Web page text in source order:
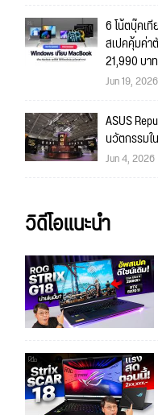
6 โน้ตบุ๊คเ
สเปคคุ้มค่า
21,990 บา
Jun 19, 2026
ASUS
นวัตกรรมใ
Jun 4, 2026
วิดีโอแนะนำ